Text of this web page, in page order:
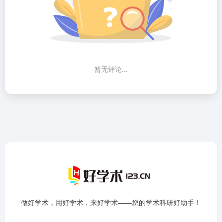
暂无评论...
做好学术，用好学术，来好学术——您的学术科研好助手！